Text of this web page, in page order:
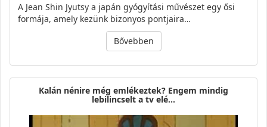
A Jean Shin Jyutsy a japán gyógyítási művészet egy ősi
formája, amely kezünk bizonyos pontjaira…
Bővebben
Kalán nénire még emlékeztek? Engem mindig
lebilincselt a tv elé...